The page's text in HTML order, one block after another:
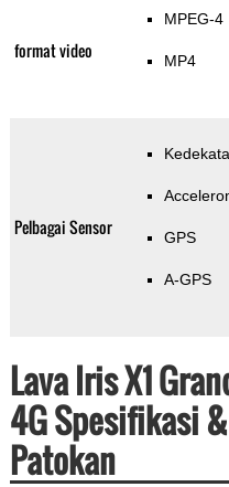
format video
MPEG-4
MP4
Pelbagai Sensor GPS
A-GPS
Lava Iris X1
4G Spesifikasi
Patokan